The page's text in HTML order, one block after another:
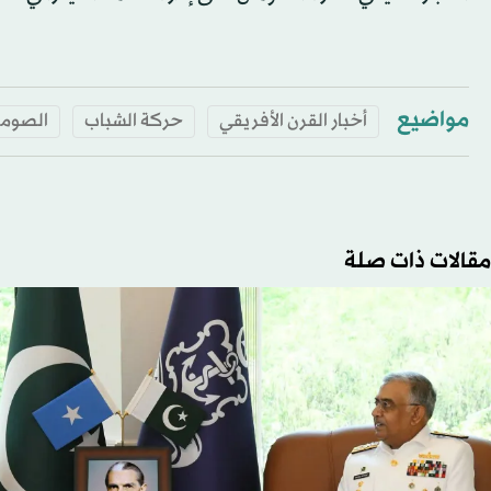
مواضيع أخبار القرن الأفريقي حركة الشباب
مقالات ذات صلة